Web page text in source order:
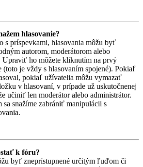
hlasovanie?
s príspevkami, hlasovania môžu byť
autorom, moderátorom alebo
Upraviť ho môžete kliknutím na prvý
(toto je vždy s hlasovaním spojené). Pokiaľ
pokiaľ užívatelia môžu vymazať
v hlasovaní, v prípade už uskutočnenej
učiniť len moderátor alebo administrátor.
sa snažíme zabrániť manipulácii s
k fóru?
byť zneprístupnené určitým ľuďom či